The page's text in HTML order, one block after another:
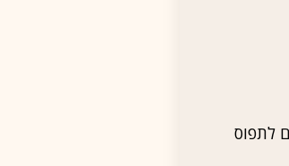
לתפוס